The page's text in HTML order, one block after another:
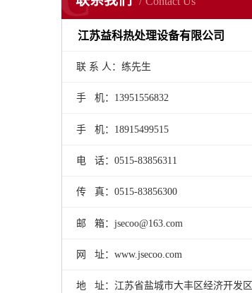
江苏益科热处理设备有限公司
联 系 人：练先生
手 机：13951556832
手 机：18915499515
电 话：0515-83856311
传 真：0515-83856300
邮 箱：jsecoo@163.com
网 址：www.jsecoo.com
地 址：江苏省盐城市大丰区经济开发区